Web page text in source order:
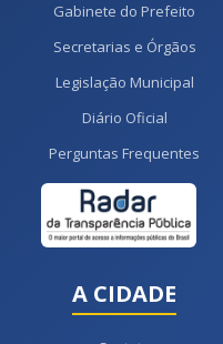
Gabinete do Prefeito
Secretarias e Órgãos
Legislação Municipal
Diário Oficial
Perguntas Frequentes
A CIDADE